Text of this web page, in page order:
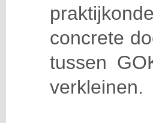
concrete
tussen
verkleinen.